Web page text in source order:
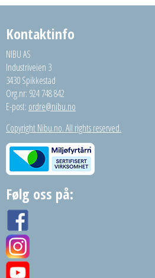
Kontaktinfo
NIBU AS
Industriveien 3
3430 Spikkestad
Org.nr: 924 748 842
E-post: ordre@nibu.no
Copyright Nibu.no. All rights reserved.
Følg oss på: